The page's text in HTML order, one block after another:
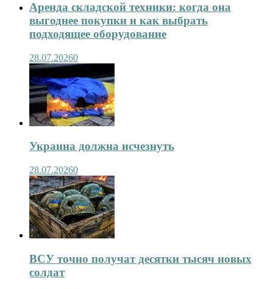
Аренда складской техники: когда она
выгоднее покупки и как выбрать
подходящее оборудование
28.07.20260
Украина должна исчезнуть
28.07.20260
ВСУ точно получат десятки тысяч новых
солдат